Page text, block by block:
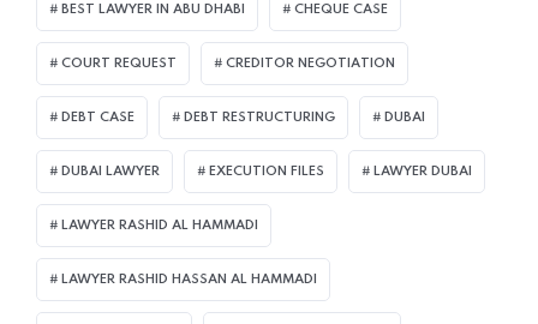
BEST LAWYER IN ABU DHABI CHEQUE CASE
COURT REQUEST CREDITOR NEGOTIATION
DEBT CASE DEBT RESTRUCTURING DUBAI
DUBAI LAWYER EXECUTION FILES LAWYER DUBAI
LAWYER RASHID AL HAMMADI
LAWYER RASHID HASSAN AL HAMMADI